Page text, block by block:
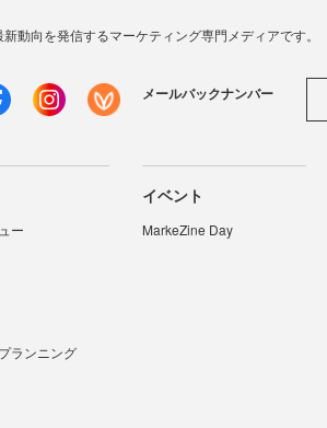
動向を発信するマーケティング専門メディアです。
メールバックナンバー
ー
ランニング
イベント
MarkeZine Day